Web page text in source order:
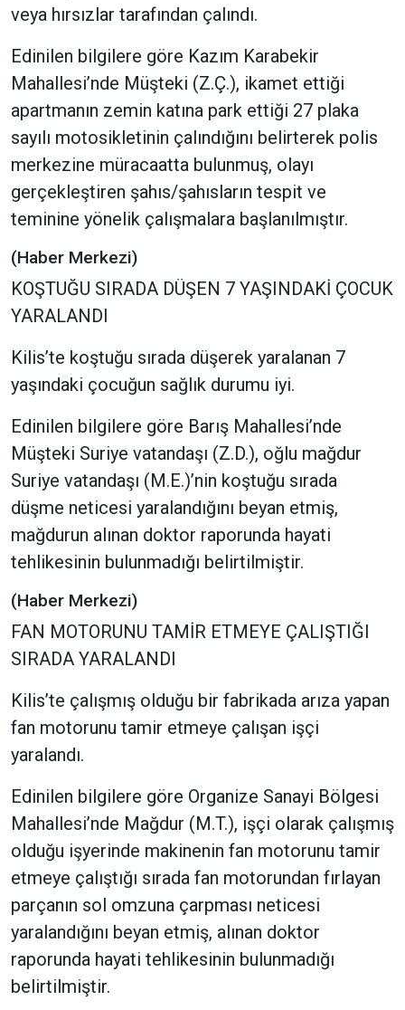
veya hırsızlar tarafından çalındı.
Edinilen bilgilere göre Kazım Karabekir
Mahallesi’nde Müşteki (Z.Ç.), ikamet ettiği
apartmanın zemin katına park ettiği 27 plaka
sayılı motosikletinin çalındığını belirterek polis
merkezine müracaatta bulunmuş, olayı
gerçekleştiren şahıs/şahısların tespit ve
teminine yönelik çalışmalara başlanılmıştır.
(Haber Merkezi)
KOŞTUĞU SIRADA DÜŞEN 7 YAŞINDAKİ ÇOCUK
YARALANDI
Kilis’te koştuğu sırada düşerek yaralanan 7
yaşındaki çocuğun sağlık durumu iyi.
Edinilen bilgilere göre Barış Mahallesi’nde
Müşteki Suriye vatandaşı (Z.D.), oğlu mağdur
Suriye vatandaşı (M.E.)’nin koştuğu sırada
düşme neticesi yaralandığını beyan etmiş,
mağdurun alınan doktor raporunda hayati
tehlikesinin bulunmadığı belirtilmiştir.
(Haber Merkezi)
FAN MOTORUNU TAMİR ETMEYE ÇALIŞTIĞI
SIRADA YARALANDI
Kilis’te çalışmış olduğu bir fabrikada arıza yapan
fan motorunu tamir etmeye çalışan işçi
yaralandı.
Edinilen bilgilere göre Organize Sanayi Bölgesi
Mahallesi’nde Mağdur (M.T.), işçi olarak çalışmış
olduğu işyerinde makinenin fan motorunu tamir
etmeye çalıştığı sırada fan motorundan fırlayan
parçanın sol omzuna çarpması neticesi
yaralandığını beyan etmiş, alınan doktor
raporunda hayati tehlikesinin bulunmadığı
belirtilmiştir.